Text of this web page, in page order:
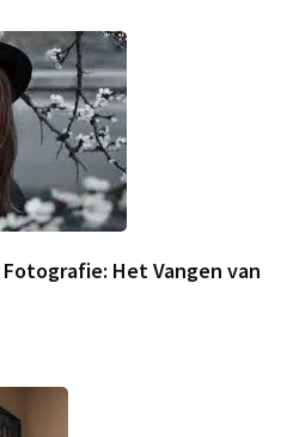
Het Vangen van